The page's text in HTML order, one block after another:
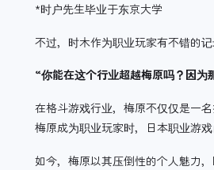
*时户先生毕业于东京大学
不过，时木作为职业玩家有不错的
“你能在这个行业超越梅原吗？因
在格斗游戏行业，梅原不仅仅是一
梅原成为职业玩家时，日本职业游
如今，梅原以其压倒性的个人魅力